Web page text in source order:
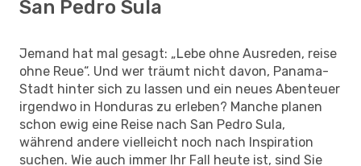
San Pedro Sula
Jemand hat mal gesagt: „Lebe ohne Ausreden, reise
ohne Reue“. Und wer träumt nicht davon, Panama-
Stadt hinter sich zu lassen und ein neues Abenteuer
irgendwo in Honduras zu erleben? Manche planen
schon ewig eine Reise nach San Pedro Sula,
während andere vielleicht noch nach Inspiration
suchen. Wie auch immer Ihr Fall heute ist, sind Sie